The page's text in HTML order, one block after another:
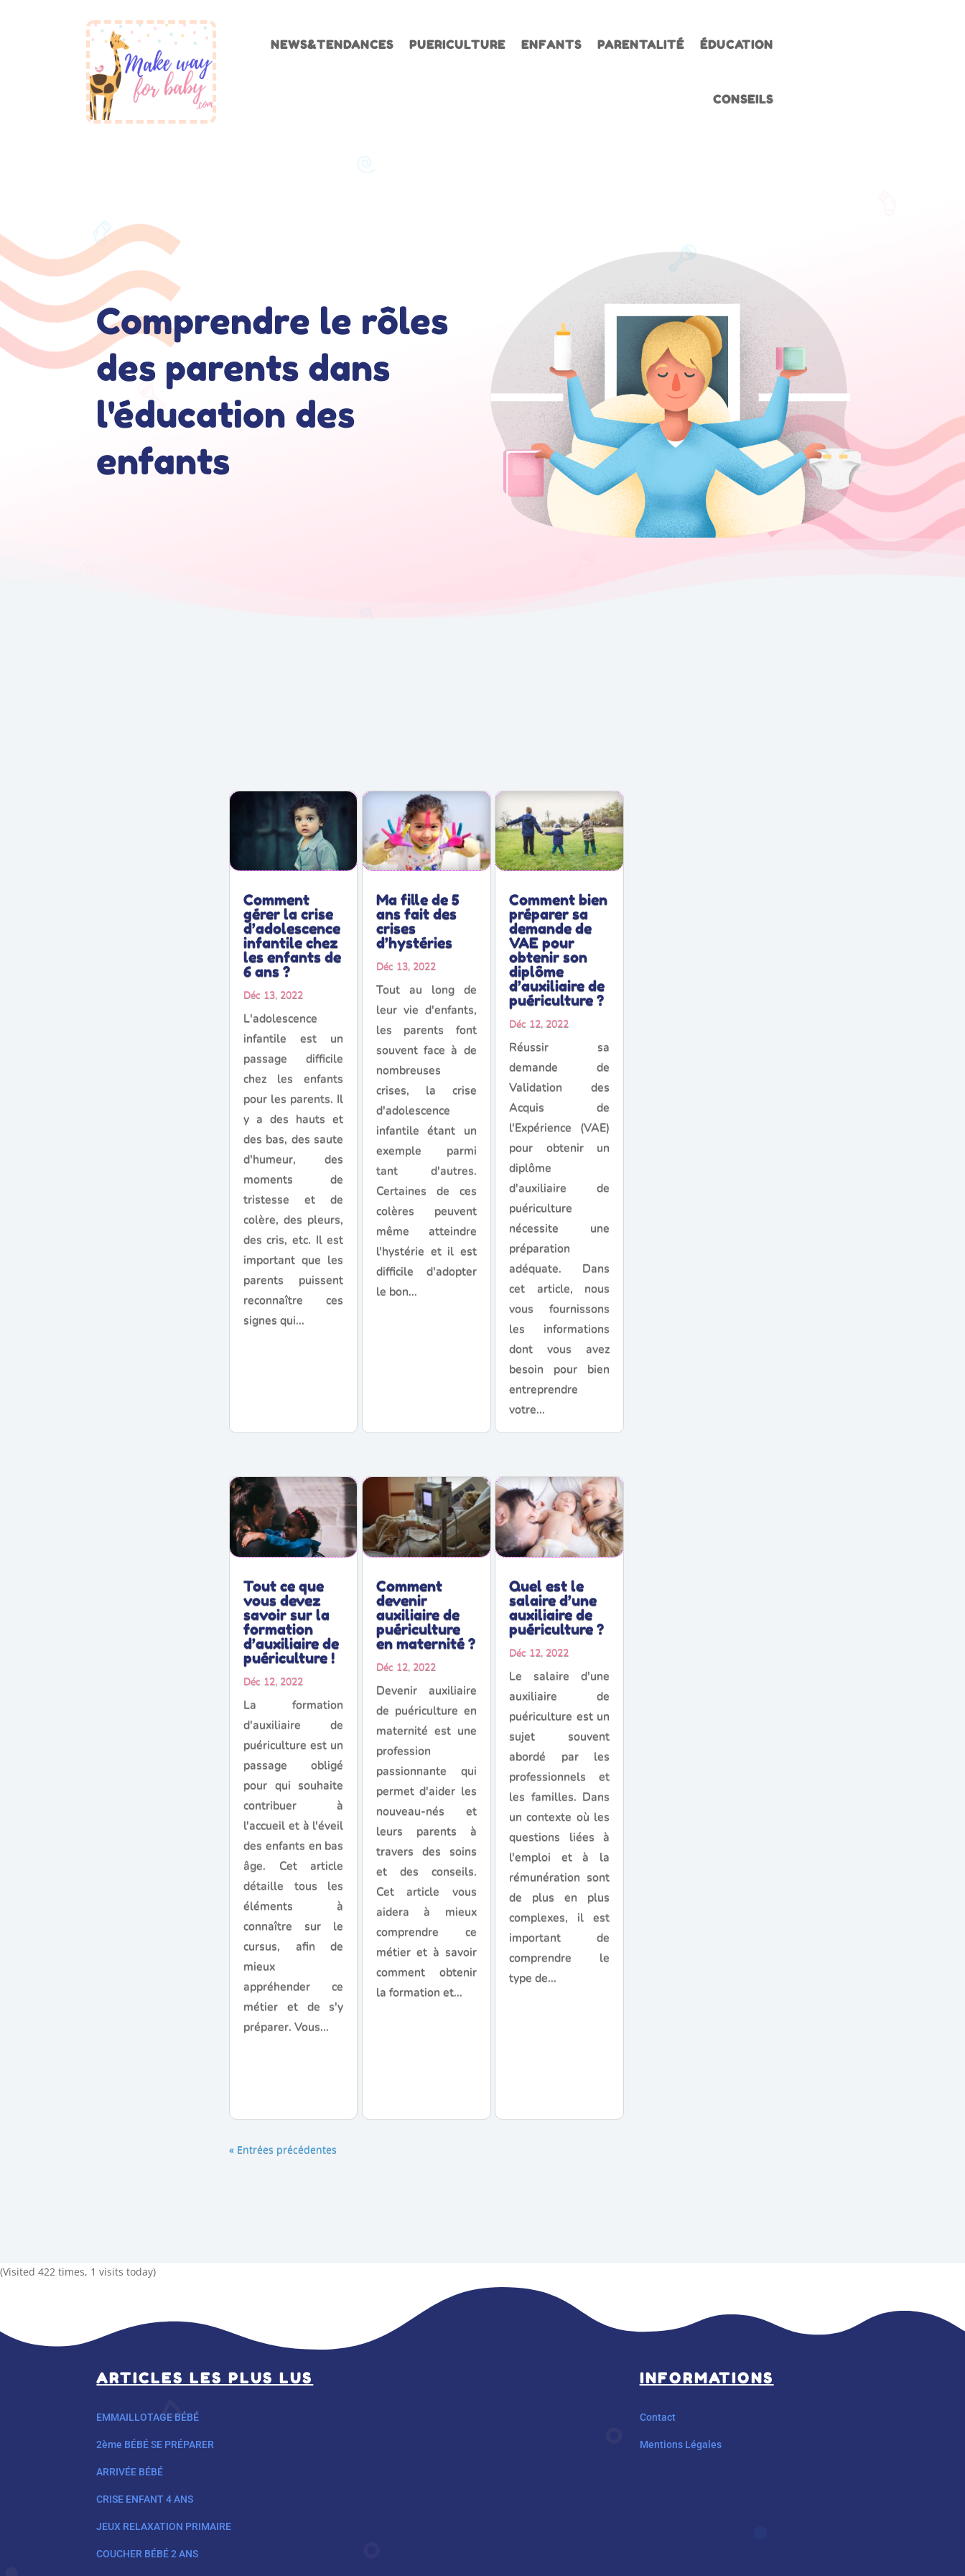
NEWS&TENDANCES PUERICULTURE ENFANTS PARENTALITÉ ÉDUCATION
CONSEILS
Comprendre le rôles
des parents dans
l'éducation des
enfants
Comment
gérer la crise
d’adolescence
infantile chez
les enfants de
6 ans ?
Déc 13, 2022
L'adolescence
infantile est un
passage difficile
chez les enfants
pour les parents. Il
y a des hauts et
des bas, des saute
d'humeur, des
moments de
tristesse et de
colère, des pleurs,
des cris, etc. Il est
important que les
parents puissent
reconnaître ces
signes qui...
Tout ce que
vous devez
savoir sur la
formation
d’auxiliaire de
puériculture !
Déc 12, 2022
La formation
d'auxiliaire de
puériculture est un
passage obligé
pour qui souhaite
contribuer à
l'accueil et à l'éveil
des enfants en bas
âge. Cet article
détaille tous les
éléments à
connaître sur le
cursus, afin de
mieux
appréhender ce
métier et de s'y
préparer. Vous...
Ma fille de 5
ans fait des
crises
d’hystéries
Déc 13, 2022
Tout au long de
leur vie d'enfants,
les parents font
souvent face à de
nombreuses
crises, la crise
d'adolescence
infantile étant un
exemple parmi
tant d'autres.
Certaines de ces
colères peuvent
même atteindre
l'hystérie et il est
difficile d'adopter
le bon...
Comment
devenir
auxiliaire de
puériculture
en maternité ?
Déc 12, 2022
Devenir auxiliaire
de puériculture en
maternité est une
profession
passionnante qui
permet d'aider les
nouveau-nés et
leurs parents à
travers des soins
et des conseils.
Cet article vous
aidera à mieux
comprendre ce
métier et à savoir
comment obtenir
la formation et...
Comment bien
préparer sa
demande de
VAE pour
obtenir son
diplôme
d’auxiliaire de
puériculture ?
Déc 12, 2022
Réussir sa
demande de
Validation des
Acquis de
l'Expérience (VAE)
pour obtenir un
diplôme
d'auxiliaire de
puériculture
nécessite une
préparation
adéquate. Dans
cet article, nous
vous fournissons
les informations
dont vous avez
besoin pour bien
entreprendre
votre...
Quel est le
salaire d’une
auxiliaire de
puériculture ?
Déc 12, 2022
Le salaire d'une
auxiliaire de
puériculture est un
sujet souvent
abordé par les
professionnels et
les familles. Dans
un contexte où les
questions liées à
l'emploi et à la
rémunération sont
de plus en plus
complexes, il est
important de
comprendre le
type de...
« Entrées précédentes
(Visited 422 times, 1 visits today)
ARTICLES LES PLUS LUS
EMMAILLOTAGE BÉBÉ
2ème BÉBÉ SE PRÉPARER
ARRIVÉE BÉBÉ
CRISE ENFANT 4 ANS
JEUX RELAXATION PRIMAIRE
COUCHER BÉBÉ 2 ANS
INFORMATIONS
Contact
Mentions Légales